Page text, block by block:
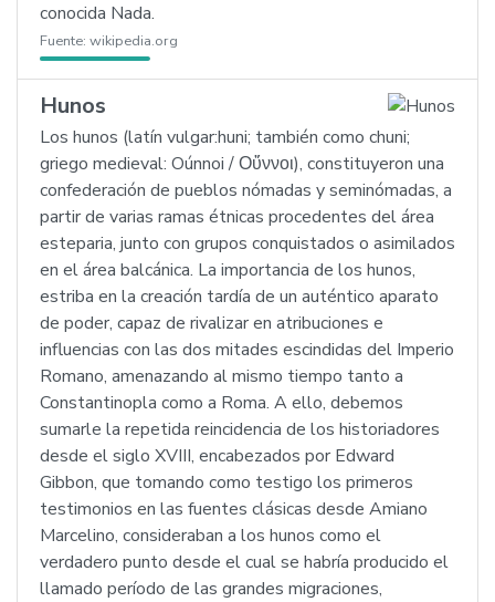
conocida Nada.
Fuente: wikipedia.org
Hunos
Los hunos (latín vulgar:huni; también como chuni;
griego medieval: Oúnnoi / Οὕννοι), constituyeron una
confederación de pueblos nómadas y seminómadas, a
partir de varias ramas étnicas procedentes del área
esteparia, junto con grupos conquistados o asimilados
en el área balcánica. La importancia de los hunos,
estriba en la creación tardía de un auténtico aparato
de poder, capaz de rivalizar en atribuciones e
influencias con las dos mitades escindidas del Imperio
Romano, amenazando al mismo tiempo tanto a
Constantinopla como a Roma. A ello, debemos
sumarle la repetida reincidencia de los historiadores
desde el siglo XVIII, encabezados por Edward
Gibbon, que tomando como testigo los primeros
testimonios en las fuentes clásicas desde Amiano
Marcelino, consideraban a los hunos como el
verdadero punto desde el cual se habría producido el
llamado período de las grandes migraciones,